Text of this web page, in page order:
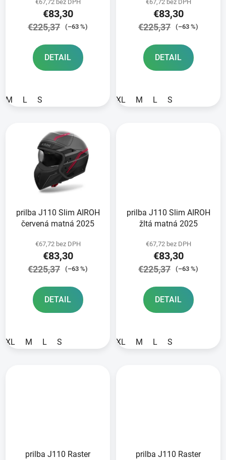
€67,72 bez DPH
€83,30
€225,37 (–63 %)
DETAIL
M L S
€67,72 bez DPH
€83,30
€225,37 (–63 %)
DETAIL
XL M L S
prilba J110 Slim AIROH
červená matná 2025
€67,72 bez DPH
€83,30
€225,37 (–63 %)
DETAIL
XL M L S
prilba J110 Slim AIROH
žltá matná 2025
€67,72 bez DPH
€83,30
€225,37 (–63 %)
DETAIL
XL M L S
prilba J110 Raster
prilba J110 Raster